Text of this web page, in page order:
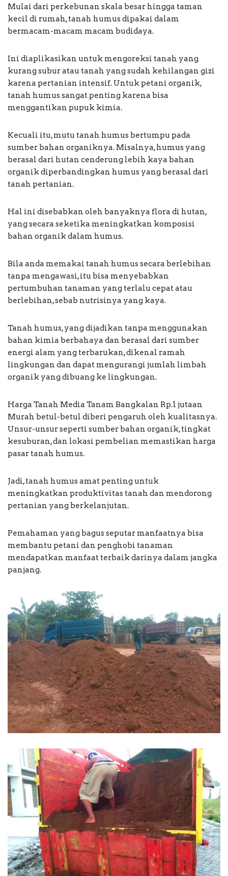
Mulai dari perkebunan skala besar hingga taman
kecil di rumah, tanah humus dipakai dalam
bermacam-macam macam budidaya.
Ini diaplikasikan untuk mengoreksi tanah yang
kurang subur atau tanah yang sudah kehilangan gizi
karena pertanian intensif. Untuk petani organik,
tanah humus sangat penting karena bisa
menggantikan pupuk kimia.
Kecuali itu, mutu tanah humus bertumpu pada
sumber bahan organiknya. Misalnya, humus yang
berasal dari hutan cenderung lebih kaya bahan
organik diperbandingkan humus yang berasal dari
tanah pertanian.
Hal ini disebabkan oleh banyaknya flora di hutan,
yang secara seketika meningkatkan komposisi
bahan organik dalam humus.
Bila anda memakai tanah humus secara berlebihan
tanpa mengawasi, itu bisa menyebabkan
pertumbuhan tanaman yang terlalu cepat atau
berlebihan, sebab nutrisinya yang kaya.
Tanah humus, yang dijadikan tanpa menggunakan
bahan kimia berbahaya dan berasal dari sumber
energi alam yang terbarukan, dikenal ramah
lingkungan dan dapat mengurangi jumlah limbah
organik yang dibuang ke lingkungan.
Harga Tanah Media Tanam Bangkalan Rp.1 jutaan
Murah betul-betul diberi pengaruh oleh kualitasnya.
Unsur-unsur seperti sumber bahan organik, tingkat
kesuburan, dan lokasi pembelian memastikan harga
pasar tanah humus.
Jadi, tanah humus amat penting untuk
meningkatkan produktivitas tanah dan mendorong
pertanian yang berkelanjutan.
Pemahaman yang bagus seputar manfaatnya bisa
membantu petani dan penghobi tanaman
mendapatkan manfaat terbaik darinya dalam jangka
panjang.